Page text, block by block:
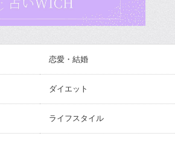
恋愛・結婚
ダイエット
ライフスタイル